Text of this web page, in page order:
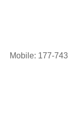
Mobile: 177-